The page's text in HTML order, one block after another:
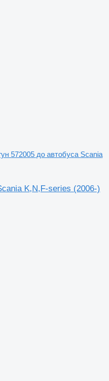
572005 до автобуса Scania
K,N,F-series (2006-)